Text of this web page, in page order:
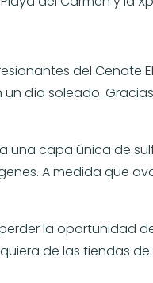
del Cenote
día soleado.
una capa única de
A medida que
la oportunidad
de las tiendas